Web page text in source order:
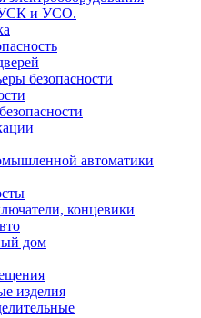
УСК и УСО.
безопасности
автоматики
концевики
дом
изделия